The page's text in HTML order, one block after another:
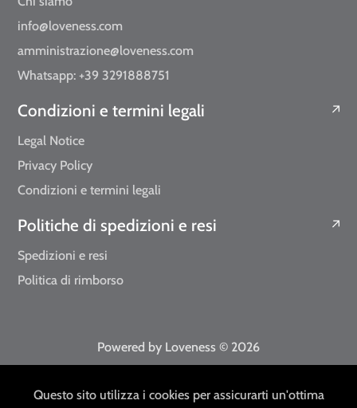
info@loveness.com
amministrazione@loveness.com
Whatsapp: +39 3291888751
Condizioni e termini legali
Legal Notice
Privacy Policy
Condizioni e termini legali
Politiche di spedizioni e resi
Spedizioni e resi
Politica di rimborso
Powered by Loveness © 2026
Questo sito utilizza i cookies per assicurarti un'ottima